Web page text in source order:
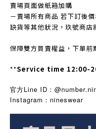
賣場頁面做紙箱加購
－賣場所有商品 若下訂後
缺貨等其他狀況，玖號商店
保障雙方買賣權益，下單前
**Service time 12:00-
官方Line ID：
Instagram ： nineswear